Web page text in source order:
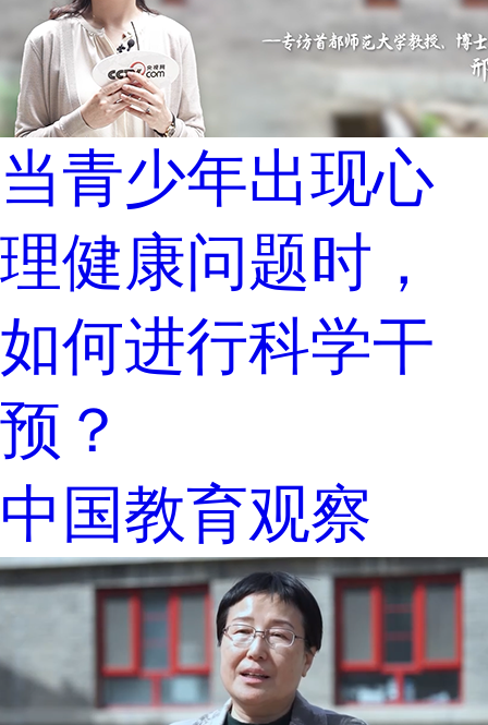
当青少年出现心
理健康问题时，
如何进行科学干
预？
中国教育观察